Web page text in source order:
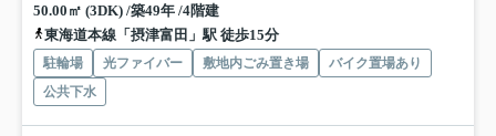
50.00㎡ (3DK) /築49年 /4階建
東海道本線「摂津富田」駅 徒歩15分
駐輪場 光ファイバー 敷地内ごみ置き場
バイク置場あり
公共下水